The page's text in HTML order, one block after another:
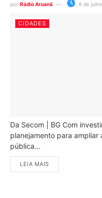
por Rádio Aruanã 8 de
CIDADES
Da Secom | BG Com
planejamento para
pública...
LEIA MAIS